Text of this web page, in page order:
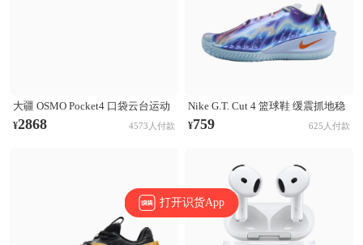
大疆 OSMO Pocket4 口袋云台运动
相机 Activetrack 7.0智能跟随 14档
¥2868 4573人付款
Nike G.T. Cut 4 篮球鞋 缓震抓地稳
定抗扭支撑回弹 CHBL/黑色/醒目
¥759 625人付款
打开识货App